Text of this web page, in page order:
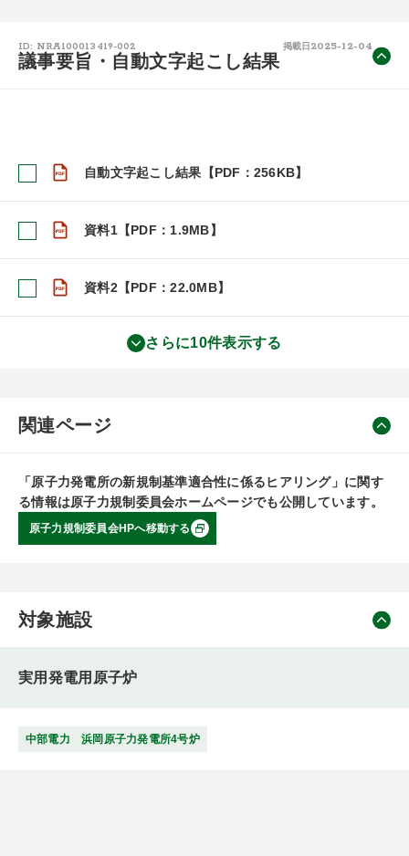
ID: NRA100013419-002 掲載日 2025-12-04
議事要旨・自動文字起こし結果
自動文字起こし結果【PDF：256KB】
資料1【PDF：1.9MB】
資料2【PDF：22.0MB】
さらに10件表示する
関連ページ
「原子力発電所の新規制基準適合性に係るヒアリング」に関す
る情報は原子力規制委員会ホームページでも公開しています。
原子力規制委員会HPへ移動する
対象施設
実用発電用原子炉
中部電力 浜岡原子力発電所4号炉